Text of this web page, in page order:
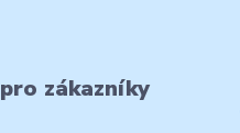
zákazníky